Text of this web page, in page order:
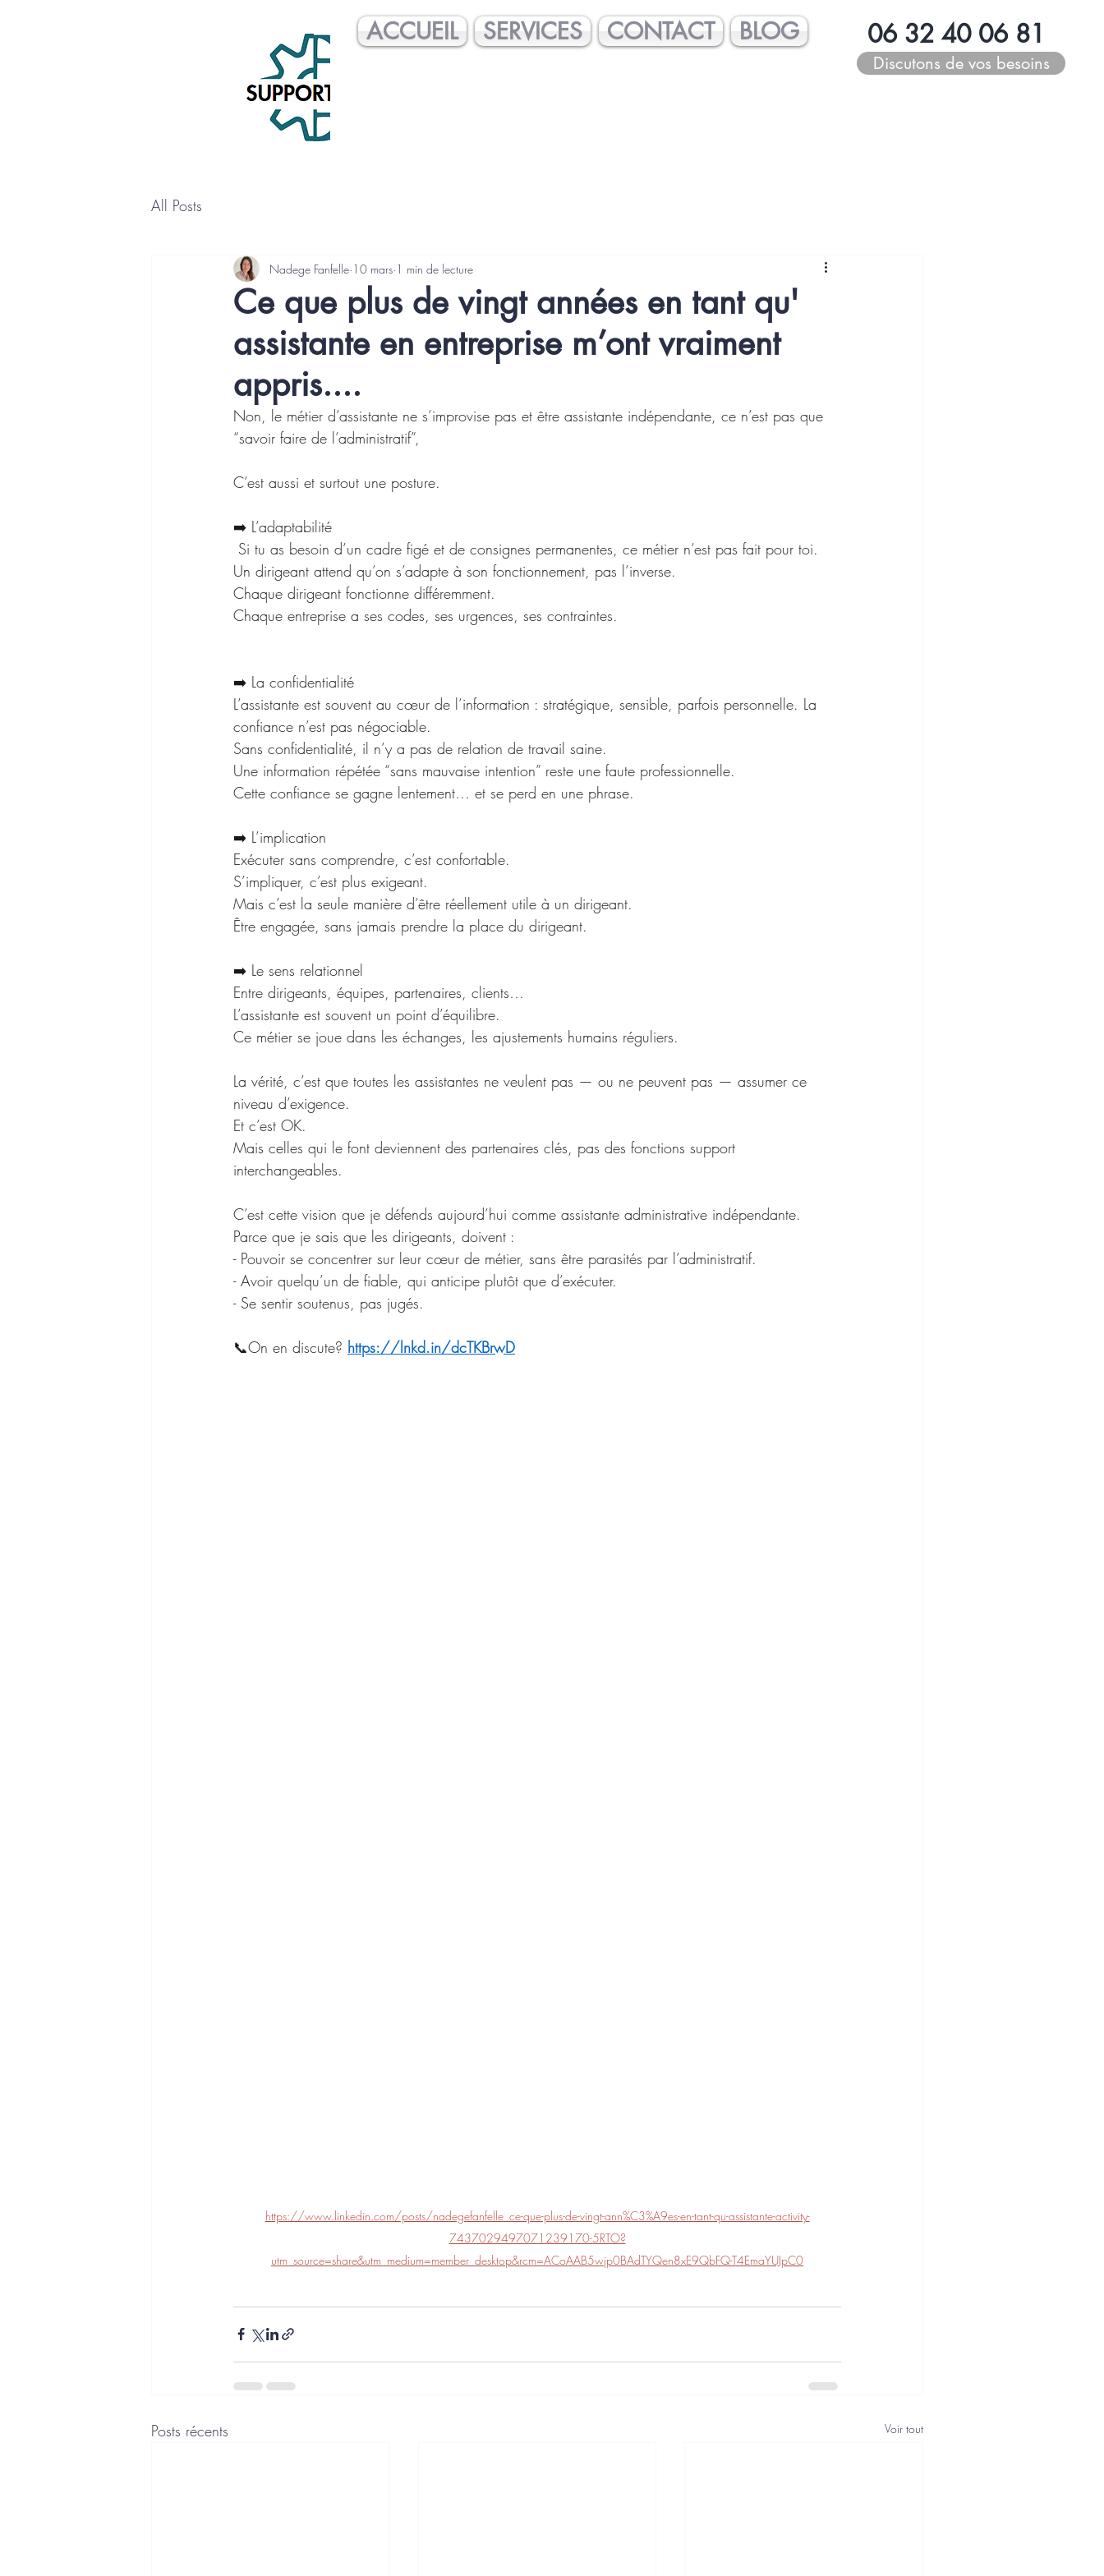
ACCUEIL SERVICES CONTACT BLOG 06 32 40 06 81
Discutons de vos besoins
All Posts
Ce que plus de vingt années en tant qu'
assistante en entreprise m’ont vraiment
appris....
Nadege Fanfelle 10 mars 1 min de lecture
Non, le métier d’assistante ne s’improvise pas et être assistante indépendante, ce n’est pas que
“savoir faire de l’administratif”,
C’est aussi et surtout une posture.
➡️ L’adaptabilité
Si tu as besoin d’un cadre figé et de consignes permanentes, ce métier n’est pas fait pour toi.
Un dirigeant attend qu’on s’adapte à son fonctionnement, pas l’inverse.
Chaque dirigeant fonctionne différemment.
Chaque entreprise a ses codes, ses urgences, ses contraintes.
➡️ La confidentialité
L’assistante est souvent au cœur de l’information : stratégique, sensible, parfois personnelle. La
confiance n’est pas négociable.
Sans confidentialité, il n’y a pas de relation de travail saine.
Une information répétée “sans mauvaise intention” reste une faute professionnelle.
Cette confiance se gagne lentement… et se perd en une phrase.
➡️ L’implication
Exécuter sans comprendre, c’est confortable.
S’impliquer, c’est plus exigeant.
Mais c’est la seule manière d’être réellement utile à un dirigeant.
Être engagée, sans jamais prendre la place du dirigeant.
➡️ Le sens relationnel
Entre dirigeants, équipes, partenaires, clients…
L’assistante est souvent un point d’équilibre.
Ce métier se joue dans les échanges, les ajustements humains réguliers.
La vérité, c’est que toutes les assistantes ne veulent pas — ou ne peuvent pas — assumer ce
niveau d’exigence.
Et c’est OK.
Mais celles qui le font deviennent des partenaires clés, pas des fonctions support
interchangeables.
C’est cette vision que je défends aujourd’hui comme assistante administrative indépendante.
Parce que je sais que les dirigeants, doivent :
- Pouvoir se concentrer sur leur cœur de métier, sans être parasités par l’administratif.
- Avoir quelqu’un de fiable, qui anticipe plutôt que d’exécuter.
- Se sentir soutenus, pas jugés.
📞On en discute? https://lnkd.in/dcTKBrwD
https://www.linkedin.com/posts/nadegefanfelle_ce-que-plus-de-vingt-ann%C3%A9es-en-tant-qu-assistante-activity-
7437029497071239170-5RTO?
utm_source=share&utm_medium=member_desktop&rcm=ACoAAB5wjp0BAdTYQen8xE9QbFQ-T4EmaYUJpC0
Posts récents Voir tout